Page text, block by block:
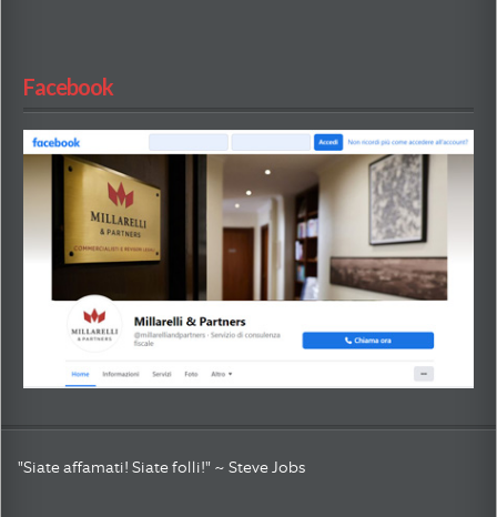
Facebook
"Siate affamati! Siate folli!" ~ Steve Jobs